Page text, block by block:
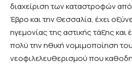
διαχείριση των καταστροφών
Έβρο και την Θεσσαλία, έχει
ηγεμονίας της αστικής τάξης
πολύ την ηθική νομιμοποίηση
νεοφιλελευθερισμού που